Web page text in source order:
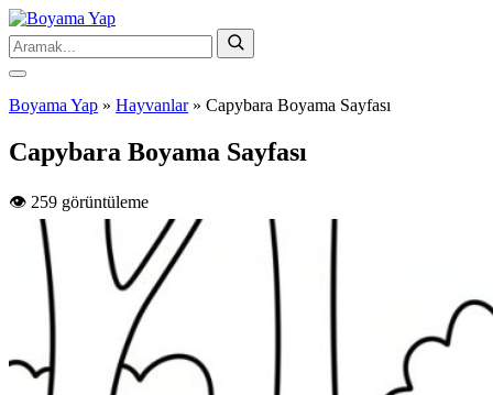
Boyama Yap » Hayvanlar» Capybara Boyama Sayfası
Capybara Boyama Sayfası
👁️ 259 görüntüleme